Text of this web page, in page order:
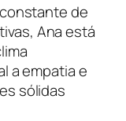
de
Ana está
a empatia e
sólidas